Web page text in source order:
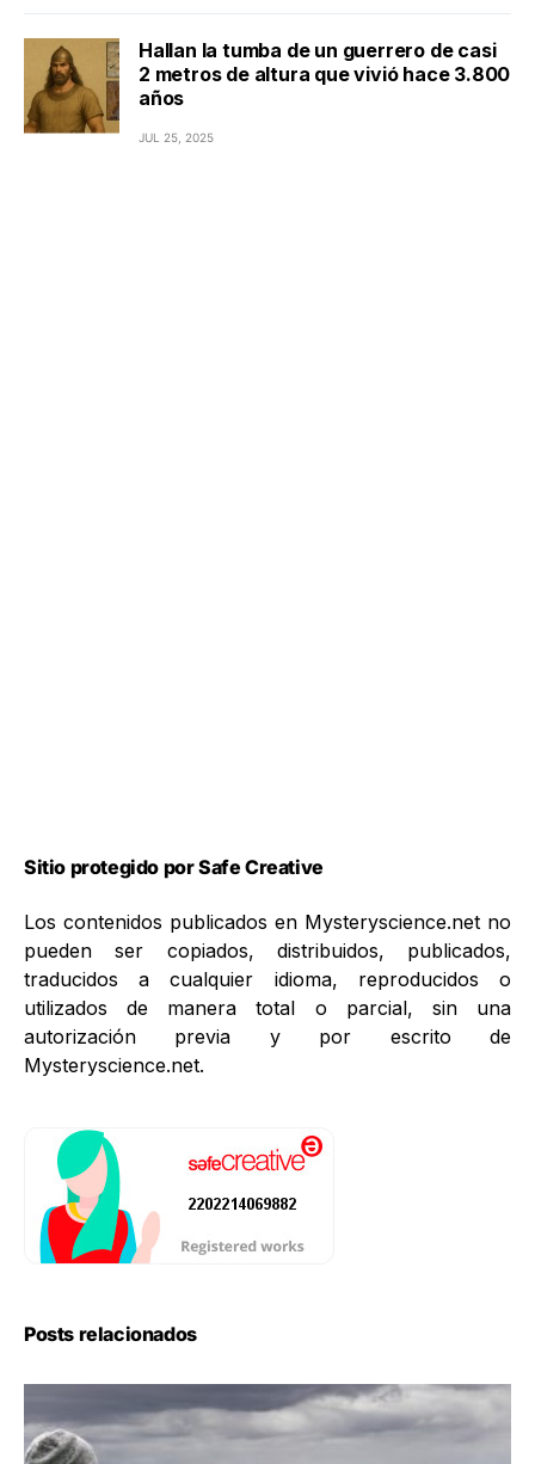
Hallan la tumba de un guerrero de casi
2 metros de altura que vivió hace 3.800
años
JUL 25, 2025
Sitio protegido por Safe Creative
Los contenidos publicados en Mysteryscience.net no
pueden ser copiados, distribuidos, publicados,
traducidos a cualquier idioma, reproducidos o
utilizados de manera total o parcial, sin una
autorización previa y por escrito de
Mysteryscience.net.
Posts relacionados